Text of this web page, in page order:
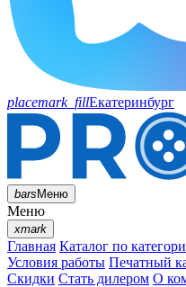
placemark_fillЕкатеринбург
barsМеню
Меню
xmark
Главная Каталог по
Условия работы Печатный
Скидки Стать дилером О